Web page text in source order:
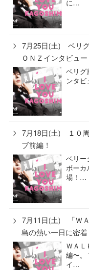
に…
7月25日(土) ベリ
ＯＮＺインタビュー
ベリグ
ンタ
7月18日(土) １０
ブ前編！
ベリー
ボーカ
場！…
7月11日(土) 「Ｗ
島の熱い一日に密着
ＷＡＬ
編〜。
イ…